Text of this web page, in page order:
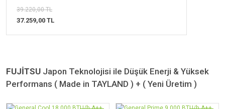
39.220,00 TL
37.259,00 TL
FUJİTSU Japon Teknolojisi ile Düşük Enerji & Yüksek
Performans ( Made in TAYLAND ) + ( Yeni Üretim )